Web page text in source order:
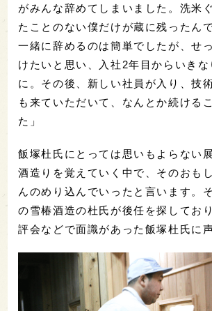
がみんな辞めてしまいました。洗米
たことのない僕だけが蔵に残ったん
一緒に辞めるのは簡単でしたが、せ
けたいと思い、入社2年目からいきな
に。その後、新しい社員が入り、技
も来ていただいて、なんとか続ける
た」
飯塚杜氏にとっては思いもよらない
酒造りを覚えていく中で、そのおも
んのめり込んでいったと言います。
の雪椿酒造の杜氏が後任を探してお
評会などで面識があった飯塚杜氏に